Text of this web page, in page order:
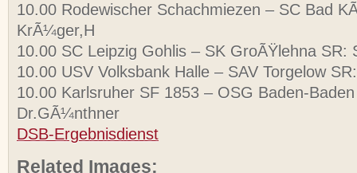
10.00 Rodewischer Schachmiezen – SC Bad
KrÃ¼ger,H
10.00 SC Leipzig Gohlis – SK GroÃŸlehna SR:
10.00 USV Volksbank Halle – SAV Torgelow
10.00 Karlsruher SF 1853 – OSG Baden-
Dr.GÃ¼nthner
DSB-Ergebnisdienst
Related Images: